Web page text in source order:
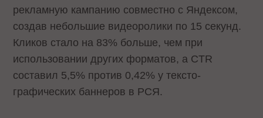
рекламную кампанию совместно с Яндексом,
создав небольшие видеоролики по 15 секунд.
Кликов стало на 83% больше, чем при
использовании других форматов, а CTR
составил 5,5% против 0,42% у тексто-
графических баннеров в РСЯ.